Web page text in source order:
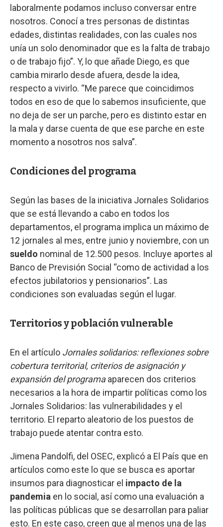
laboralmente podamos incluso conversar entre
nosotros. Conocí a tres personas de distintas
edades, distintas realidades, con las cuales nos
unía un solo denominador que es la falta de trabajo
o de trabajo fijo”. Y, lo que añade Diego, es que
cambia mirarlo desde afuera, desde la idea,
respecto a vivirlo. “Me parece que coincidimos
todos en eso de que lo sabemos insuficiente, que
no deja de ser un parche, pero es distinto estar en
la mala y darse cuenta de que ese parche en este
momento a nosotros nos salva”.
Condiciones del programa
Según las bases de la iniciativa Jornales Solidarios
que se está llevando a cabo en todos los
departamentos, el programa implica un máximo de
12 jornales al mes, entre junio y noviembre, con un
sueldo nominal de 12.500 pesos. Incluye aportes al
Banco de Previsión Social “como de actividad a los
efectos jubilatorios y pensionarios”. Las
condiciones son evaluadas según el lugar.
Territorios y población vulnerable
En el artículo Jornales solidarios: reflexiones sobre
cobertura territorial, criterios de asignación y
expansión del programaaparecen dos criterios
necesarios a la hora de impartir políticas como los
Jornales Solidarios: las vulnerabilidades y el
territorio. El reparto aleatorio de los puestos de
trabajo puede atentar contra esto.
Jimena Pandolfi, del OSEC, explicó a El País que en
artículos como este lo que se busca es aportar
insumos para diagnosticar el impacto de la
pandemia en lo social, así como una evaluación a
las políticas públicas que se desarrollan para paliar
esto. En este caso, creen que al menos una de las